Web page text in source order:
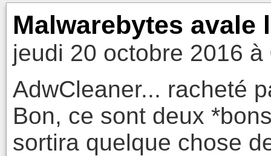
Malwarebytes avale
jeudi 20 octobre 2016 à
AdwCleaner... racheté
Bon, ce sont deux
sortira quelque chose